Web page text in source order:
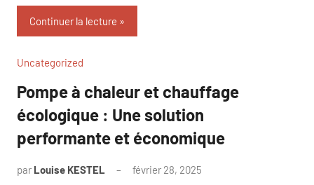
Continuer la lecture
Uncategorized
Pompe à chaleur et chauffage
écologique : Une solution
performante et économique
par Louise KESTEL février 28, 2025